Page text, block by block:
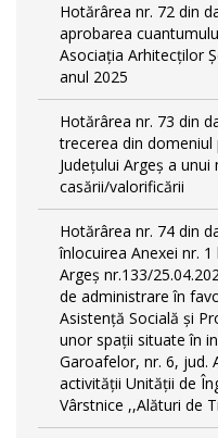
Hotărârea nr. 72 din
aprobarea
Asociația Arhitecților
anul 2025
Hotărârea nr. 73 din
trecerea din
Județului Argeș a
casării/valorificării
Hotărârea nr. 74 din
înlocuirea Anexei nr.
Argeș nr.133/
de administrare în
Asistență Socială și
unor spații situate în
Garoafelor, nr. 6, jud.
activității Unității de
Vârstnice ,,Alături de